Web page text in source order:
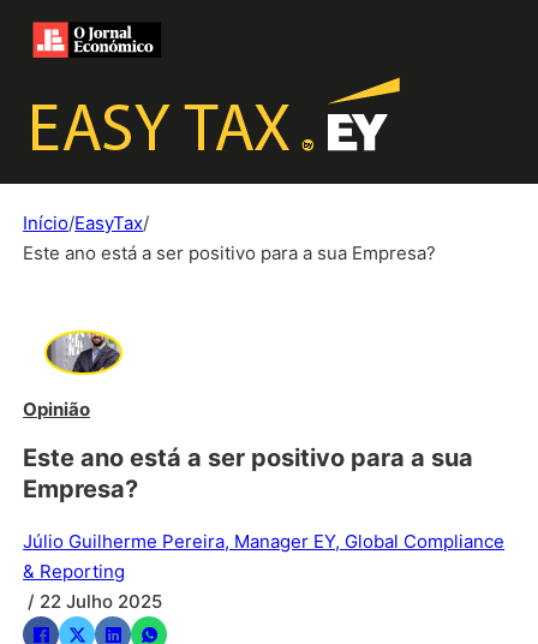
Início/EasyTax/
Este ano está a ser positivo para a sua Empresa?
Opinião
Este ano está a ser positivo para a sua
Empresa?
Júlio Guilherme Pereira, Manager EY, Global Compliance
& Reporting
/ 22 Julho 2025